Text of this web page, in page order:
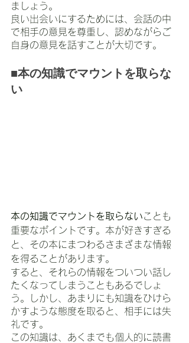
ましょう。
良い出会いにするためには、会話の中
で相手の意見を尊重し、認めながらご
自身の意見を話すことが大切です。
■本の知識でマウントを取らな
い
本の知識でマウントを取らないことも
重要なポイントです。本が好きすぎる
と、その本にまつわるさまざまな情報
を得ることがあります。
すると、それらの情報をついつい話し
たくなってしまうこともあるでしょ
う。しかし、あまりにも知識をひけら
かすような態度を取ると、相手には失
礼です。
この知識は、あくまでも個人的に読書